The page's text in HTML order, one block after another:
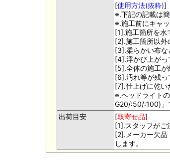
[使用方法(抜粋)]
※.下記の記載は
※.施工前にキャ
[1].施工箇所を水
[2].施工箇所以外
[3].柔らかい布な
[4].浮かび上がっ
[5].全体の施工が
[6].汚れ等が残っ
[7].仕上げに乾い
※.ヘッドライト
G20/:50/:100)」
出荷目安
[取寄せ品]
[1].スタッフがご
[2].メーカー欠品
します。